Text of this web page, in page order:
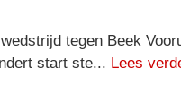
tegen Beek
start ste... Lees